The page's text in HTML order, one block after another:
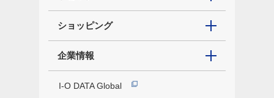
ショッピング
企業情報
I-O DATA Global